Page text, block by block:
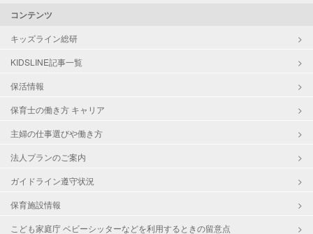
コンテンツ
キッズライン総研
KIDSLINE記事一覧
保活情報
保育士の働き方 キャリア
主婦の仕事選びや働き方
法人プランのご案内
ガイドライン遵守状況
保育施設情報
こども家庭庁 ベビーシッターなどを利用するときの留意点